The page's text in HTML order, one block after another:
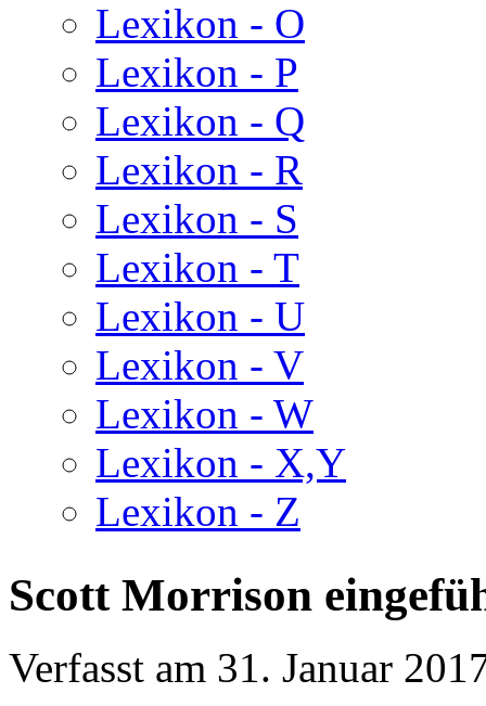
Lexikon - O
Lexikon - P
Lexikon - Q
Lexikon - R
Lexikon - S
Lexikon - T
Lexikon - U
Lexikon - V
Lexikon - W
Lexikon - X,Y
Lexikon - Z
Scott Morrison
Verfasst am 31. Januar